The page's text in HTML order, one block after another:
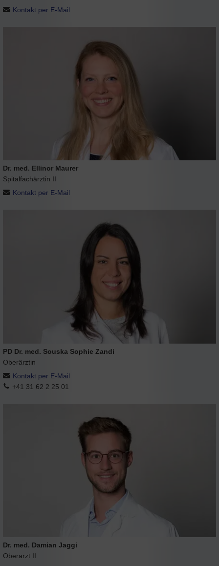
Kontakt per E-Mail
Dr. med. Ellinor Maurer
Spitalfachärztin II
Kontakt per E-Mail
PD Dr. med. Souska Sophie Zandi
Oberärztin
Kontakt per E-Mail
+41 31 62 2 25 01
Dr. med. Damian Jaggi
Oberarzt II